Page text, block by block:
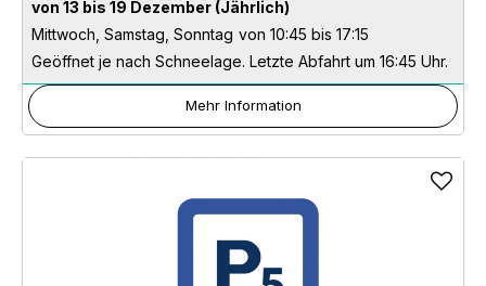
von 13 bis 19 Dezember (Jährlich)
Mittwoch, Samstag, Sonntag von 10:45 bis 17:15
Geöffnet je nach Schneelage. Letzte Abfahrt um 16:45 Uhr.
Mehr Information